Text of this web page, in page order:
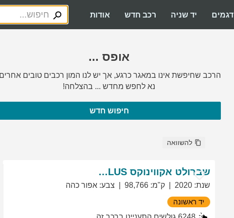
דגמים יד שניה רכב חדש אודות
אופס ...
הרכב שחיפשת אינו במאגר כרגע, אך יש לנו המון רכבים טובים
נא לחפש מחדש ... בהצלחה!
חיפוש חדש
להשוואה
שברולט אקווינוקס LT PLUS
שנת:
2020 ק"מ:
98,766 צבע: אפור כהה
יד ראשונה